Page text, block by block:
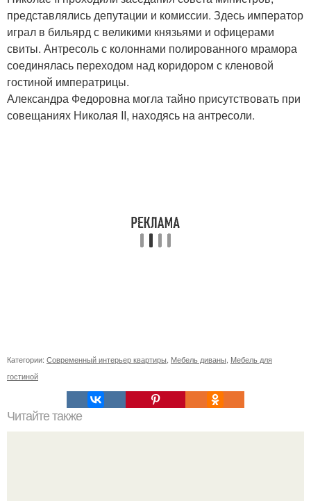
представлялись депутации и комиссии. Здесь император
играл в бильярд с великими князьями и офицерами
свиты. Антресоль с колоннами полированного мрамора
соединялась переходом над коридором с кленовой
гостиной императрицы.
Александра Федоровна могла тайно присутствовать при
совещаниях Николая II, находясь на антресоли.
Категории: Современный интерьер квартиры Мебель диваны Мебель для
гостиной
Читайте также